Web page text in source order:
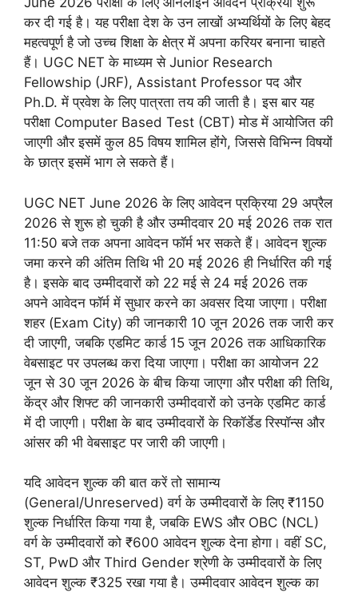
कर दी गई है। यह परीक्षा देश के उन लाखों अभ्यर्थियों के लिए बेहद
महत्वपूर्ण है जो उच्च शिक्षा के क्षेत्र में अपना करियर बनाना चाहते
हैं। UGC NET के माध्यम से Junior Research
Fellowship (JRF), Assistant Professor पद और
Ph.D. में प्रवेश के लिए पात्रता तय की जाती है। इस बार यह
परीक्षा Computer Based Test (CBT) मोड में आयोजित की
जाएगी और इसमें कुल 85 विषय शामिल होंगे, जिससे विभिन्न विषयों
के छात्र इसमें भाग ले सकते हैं।
UGC NET June 2026 के लिए आवेदन प्रक्रिया 29 अप्रैल
2026 से शुरू हो चुकी है और उम्मीदवार 20 मई 2026 तक रात
11:50 बजे तक अपना आवेदन फॉर्म भर सकते हैं। आवेदन शुल्क
जमा करने की अंतिम तिथि भी 20 मई 2026 ही निर्धारित की गई
है। इसके बाद उम्मीदवारों को 22 मई से 24 मई 2026 तक
अपने आवेदन फॉर्म में सुधार करने का अवसर दिया जाएगा। परीक्षा
शहर (Exam City) की जानकारी 10 जून 2026 तक जारी कर
दी जाएगी, जबकि एडमिट कार्ड 15 जून 2026 तक आधिकारिक
वेबसाइट पर उपलब्ध करा दिया जाएगा। परीक्षा का आयोजन 22
जून से 30 जून 2026 के बीच किया जाएगा और परीक्षा की तिथि,
केंद्र और शिफ्ट की जानकारी उम्मीदवारों को उनके एडमिट कार्ड
में दी जाएगी। परीक्षा के बाद उम्मीदवारों के रिकॉर्डेड रिस्पॉन्स और
आंसर की भी वेबसाइट पर जारी की जाएगी।
यदि आवेदन शुल्क की बात करें तो सामान्य
(General/Unreserved) वर्ग के उम्मीदवारों के लिए ₹1150
शुल्क निर्धारित किया गया है, जबकि EWS और OBC (NCL)
वर्ग के उम्मीदवारों को ₹600 आवेदन शुल्क देना होगा। वहीं SC,
ST, PwD और Third Gender श्रेणी के उम्मीदवारों के लिए
आवेदन शुल्क ₹325 रखा गया है। उम्मीदवार आवेदन शुल्क का